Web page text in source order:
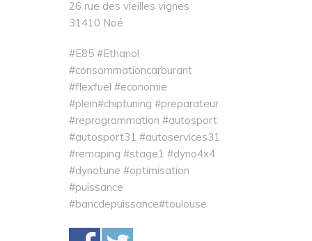
26 rue des vieilles vignes
31410 Noé
#E85 #Ethanol
#consommationcarburant
#flexfuel #economie
#plein#chiptuning #preparateur
#reprogrammation #autosport
#autosport31 #autoservices31
#remaping #stage1 #dyno4x4
#dynotune #optimisation
#puissance
#bancdepuissance#toulouse